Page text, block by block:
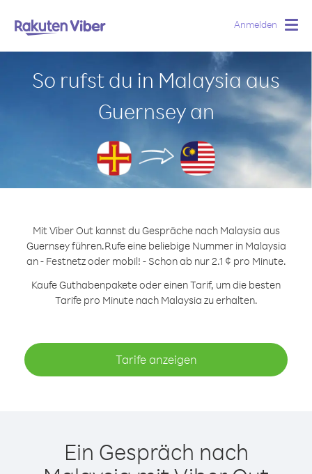
Anmelden
So rufst du in Malaysia aus
Guernsey an
Mit Viber Out kannst du Gespräche nach Malaysia aus
Guernsey führen.Rufe eine beliebige Nummer in Malaysia
an - Festnetz oder mobil! - Schon ab nur 2.1 ¢ pro Minute.
Kaufe Guthabenpakete oder einen Tarif, um die besten
Tarife pro Minute nach Malaysia zu erhalten.
Tarife anzeigen
Ein Gespräch nach